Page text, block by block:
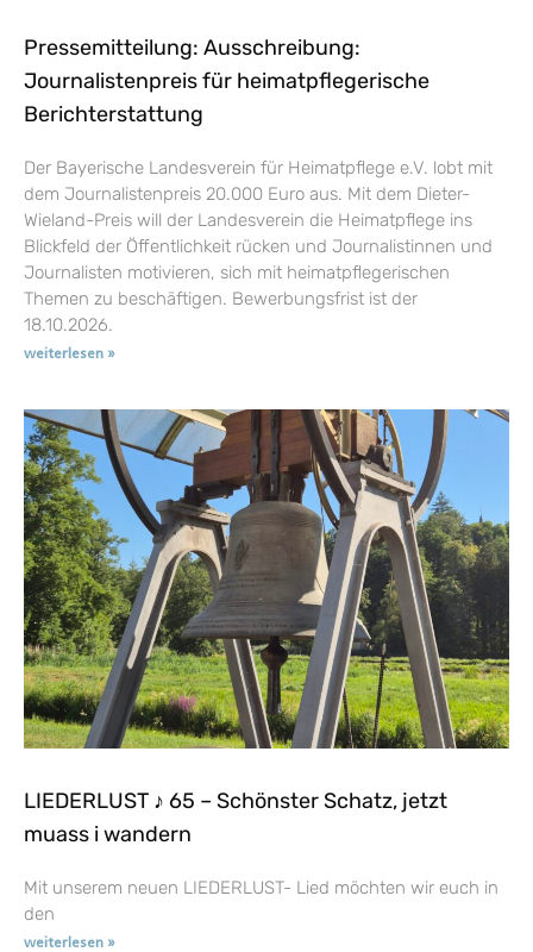
Pressemitteilung: Ausschreibung:
Journalistenpreis für heimatpflegerische
Berichterstattung
Der Bayerische Landesverein für Heimatpflege e.V. lobt mit
dem Journalistenpreis 20.000 Euro aus. Mit dem Dieter-
Wieland-Preis will der Landesverein die Heimatpflege ins
Blickfeld der Öffentlichkeit rücken und Journalistinnen und
Journalisten motivieren, sich mit heimatpflegerischen
Themen zu beschäftigen. Bewerbungsfrist ist der
18.10.2026.
weiterlesen »
LIEDERLUST ♪ 65 – Schönster Schatz, jetzt
muass i wandern
Mit unserem neuen LIEDERLUST- Lied möchten wir euch in
den
weiterlesen »